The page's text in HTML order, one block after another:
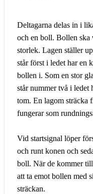
Deltagarna delas in i
och en boll. Bollen ska
storlek. Lagen ställer
står först i ledet har en
bollen i. Som en stor
står nummer två i ledet
tom. En lagom sträcka
fungerar som
Vid startsignal löper
och runt konen och
boll. När de kommer
att ta emot bollen med
sträckan.